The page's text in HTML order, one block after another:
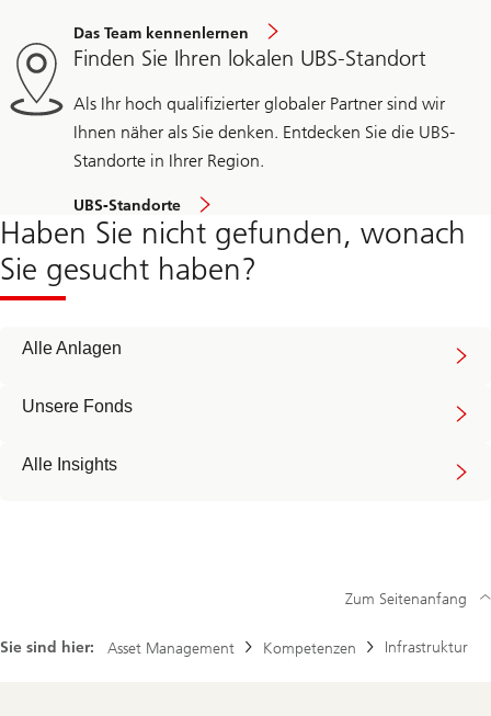
Das Team kennenlernen
Finden Sie Ihren lokalen UBS-Standort
Als Ihr hoch qualifizierter globaler Partner sind wir
Ihnen näher als Sie denken. Entdecken Sie die UBS-
Standorte in Ihrer Region.
UBS-Standorte
Haben Sie nicht gefunden, wonach
Sie gesucht haben?
Alle Anlagen
Unsere Fonds
Alle Insights
Sie sind hier: Asset Management Kompetenzen Infrastruktur
Zum Seitenanfang